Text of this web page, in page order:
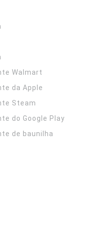
Walmart
da Apple
Steam
do Google Play
de baunilha